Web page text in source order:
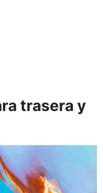
trasera y